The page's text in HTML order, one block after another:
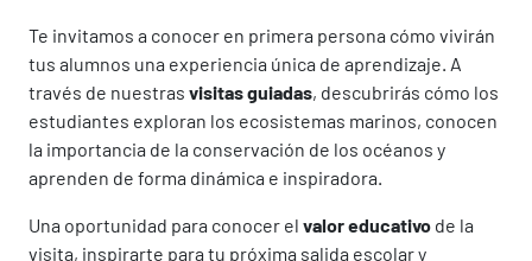
Te invitamos a conocer en primera persona cómo vivirán
tus alumnos una experiencia única de aprendizaje. A
través de nuestras visitas guiadas, descubrirás cómo los
estudiantes exploran los ecosistemas marinos, conocen
la importancia de la conservación de los océanos y
aprenden de forma dinámica e inspiradora.
Una oportunidad para conocer el valor educativo de la
visita, inspirarte para tu próxima salida escolar y